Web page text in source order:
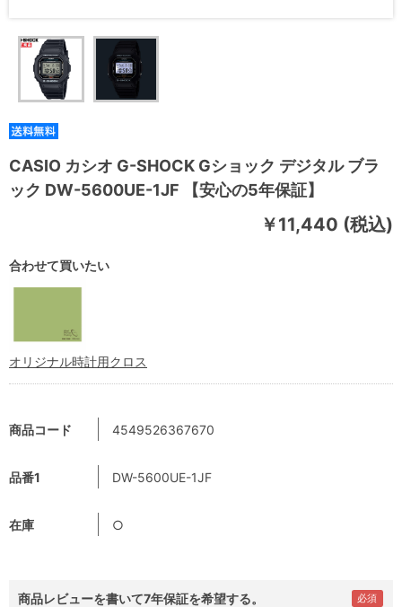
CASIO カシオ G-SHOCK Gショック デジタル ブラ
ック DW-5600UE-1JF 【安心の5年保証】
￥11,440 (税込)
商品コード 4549526367670
品番1 DW-5600UE-1JF
在庫 ○
商品レビューを書いて7年保証を希望する。
合わせて買いたい
オリジナル時計用クロス